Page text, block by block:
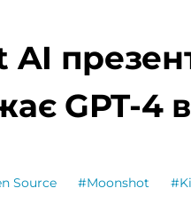
AI
GPT-4
Source #Moonshot